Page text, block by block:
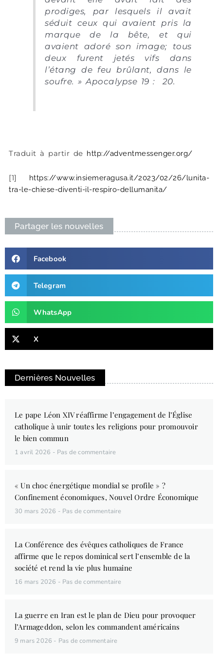
prodiges, par lesquels il avait
séduit ceux qui avaient pris la
marque de la bête, et qui
avaient adoré son image; tous
deux furent jetés vifs dans
l’étang de feu brûlant, dans le
soufre. » Apocalypse 19 : 20.
Traduit à partir de http://adventmessenger.org/
[1]
https://www.insiemeragusa.it/2023/02/26/lunita-
tra-le-chiese-diventi-il-respiro-dellumanita/
Partager les nouvelles
Facebook
Telegram
WhatsApp
X
Dernières Nouvelles
Le pape Léon XIV réaffirme l’engagement de l’Église
catholique à unir toutes les religions pour promouvoir
le bien commun
1 avril 2026 Pas de commentaire
« Un choc énergétique mondial se profile » ?
Confinement économiques, Nouvel Ordre Économique
30 mars 2026 Pas de commentaire
La Conférence des évêques catholiques de France
affirme que le repos dominical sert l’ensemble de la
société et rend la vie plus humaine
16 mars 2026 Pas de commentaire
La guerre en Iran est le plan de Dieu pour provoquer
l’Armageddon, selon les commandent américains
9 mars 2026 Pas de commentaire